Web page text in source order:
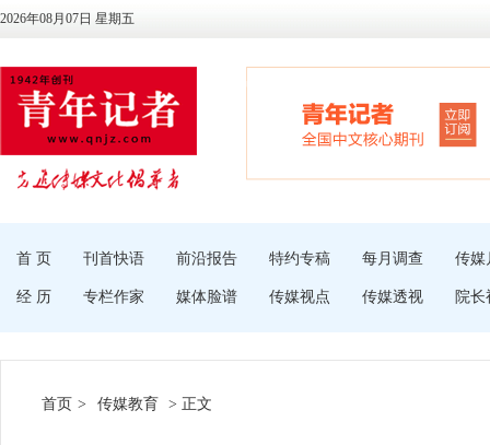
2026年08月07日 星期五
首 页 刊首快语 前沿报告 特约专稿 每月调查 传媒
经 历 专栏作家 媒体脸谱 传媒视点 传媒透视 院长
首页 > 传媒教育 > 正文